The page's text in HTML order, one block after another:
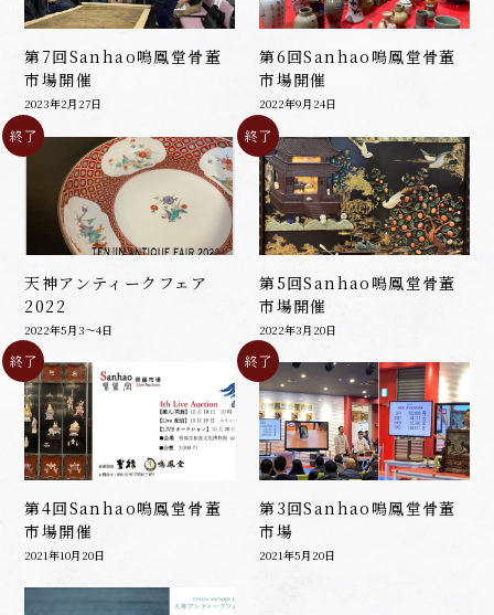
第7回Sanhao鳴鳳堂骨董
市場開催
2023年2月27日
第6回Sanhao鳴鳳堂骨董
市場開催
2022年9月24日
終了
天神アンティークフェア
2022
2022年5月3～4日
終了
第5回Sanhao鳴鳳堂骨董
市場開催
2022年3月20日
終了
第4回Sanhao鳴鳳堂骨董
市場開催
2021年10月20日
終了
第3回Sanhao鳴鳳堂骨董
市場
2021年5月20日